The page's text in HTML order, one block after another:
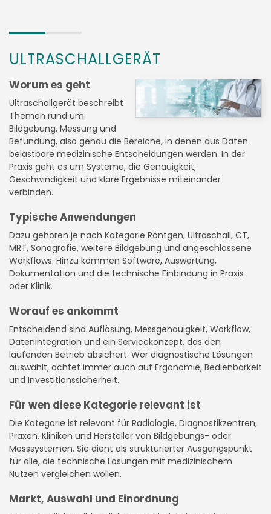
ULTRASCHALLGERÄT
Worum es geht
Ultraschallgerät beschreibt
Themen rund um
Bildgebung, Messung und
Befundung, also genau die Bereiche, in denen aus Daten
belastbare medizinische Entscheidungen werden. In der
Praxis geht es um Systeme, die Genauigkeit,
Geschwindigkeit und klare Ergebnisse miteinander
verbinden.
Typische Anwendungen
Dazu gehören je nach Kategorie Röntgen, Ultraschall, CT,
MRT, Sonografie, weitere Bildgebung und angeschlossene
Workflows. Hinzu kommen Software, Auswertung,
Dokumentation und die technische Einbindung in Praxis
oder Klinik.
Worauf es ankommt
Entscheidend sind Auflösung, Messgenauigkeit, Workflow,
Datenintegration und ein Servicekonzept, das den
laufenden Betrieb absichert. Wer diagnostische Lösungen
auswählt, achtet immer auch auf Ergonomie, Bedienbarkeit
und Investitionssicherheit.
Für wen diese Kategorie relevant ist
Die Kategorie ist relevant für Radiologie, Diagnostikzentren,
Praxen, Kliniken und Hersteller von Bildgebungs- oder
Messsystemen. Sie dient als strukturierter Ausgangspunkt
für alle, die technische Lösungen mit medizinischem
Nutzen vergleichen wollen.
Markt, Auswahl und Einordnung